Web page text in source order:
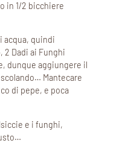
in 1/2 bicchiere
acqua, quindi
2 Dadi ai Funghi
dunque aggiungere il
Mantecare
di pepe, e poca
e i funghi,